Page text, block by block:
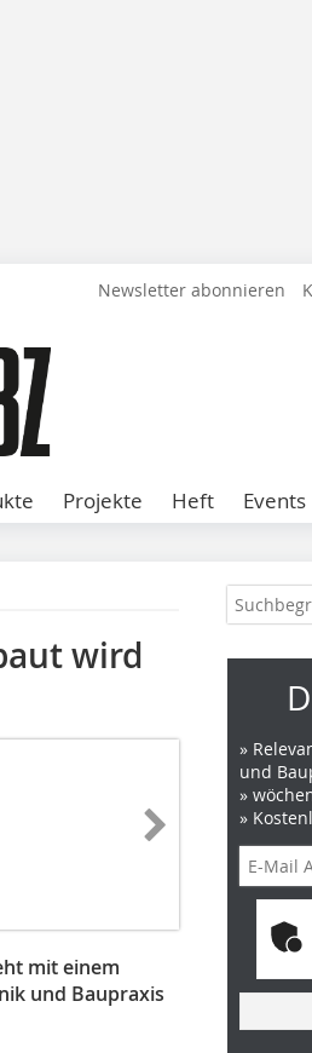
Newsletter abonnieren
Projekte Heft Events
wird
mit einem
und Baupraxis
»
und
»
»